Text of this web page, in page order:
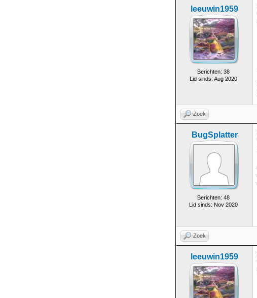
leeuwin1959
Berichten: 38
Lid sinds: Aug 2020
Zoek
BugSplatter
Berichten: 48
Lid sinds: Nov 2020
Zoek
leeuwin1959